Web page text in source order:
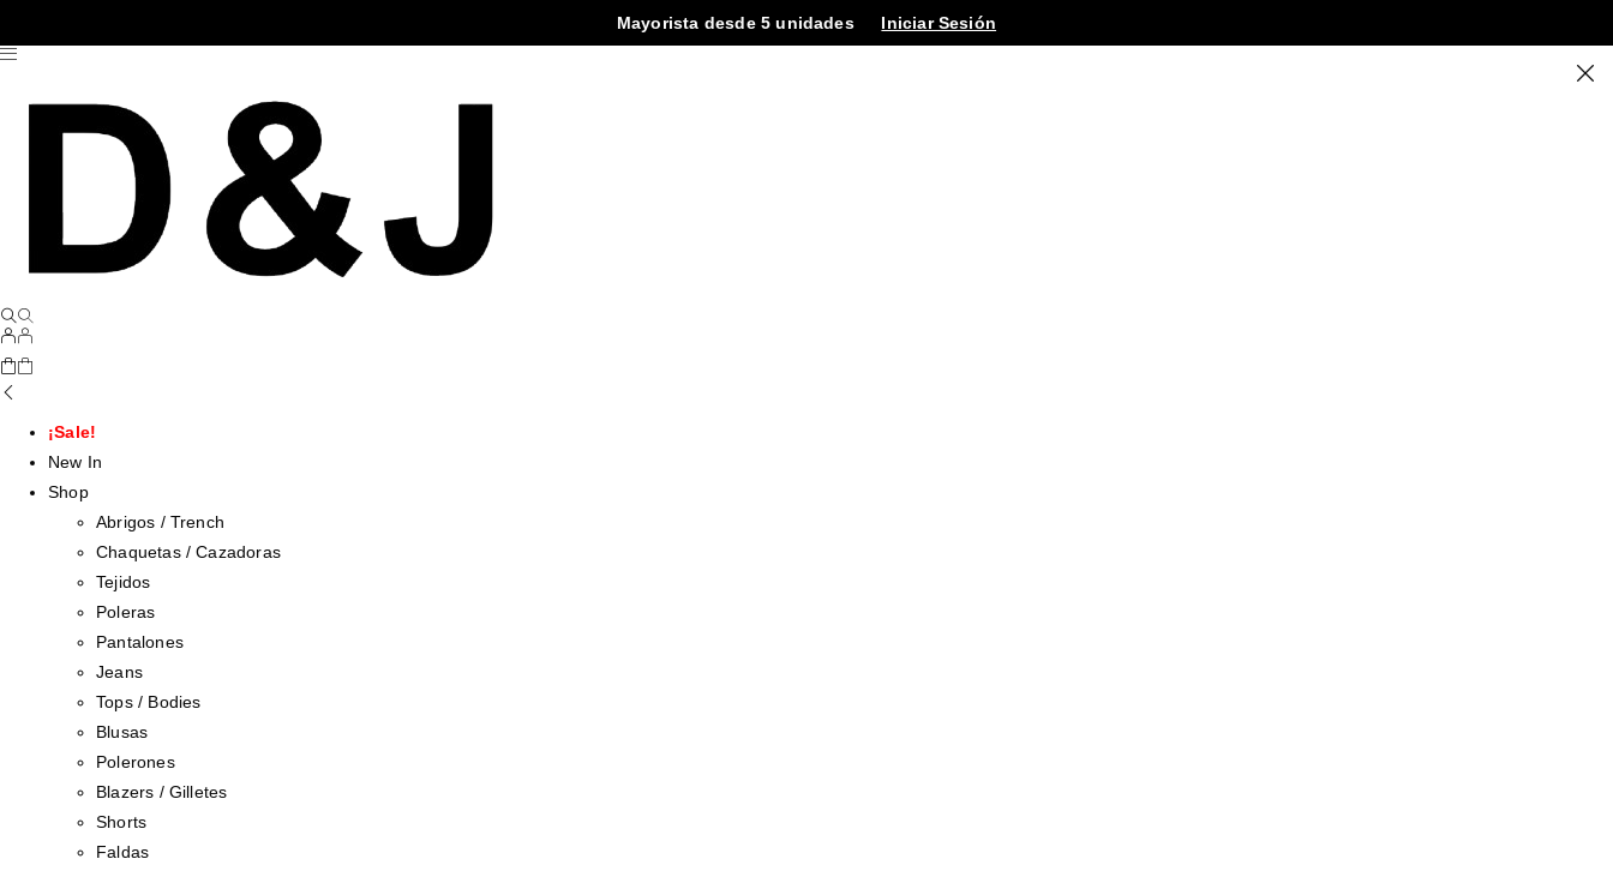
Mayorista desde 5 unidades Iniciar Sesión
¡Sale!
New In
Shop
Abrigos / Trench
Chaquetas / Cazadoras
Tejidos
Poleras
Pantalones
Jeans
Tops / Bodies
Blusas
Polerones
Blazers / Gilletes
Shorts
Faldas